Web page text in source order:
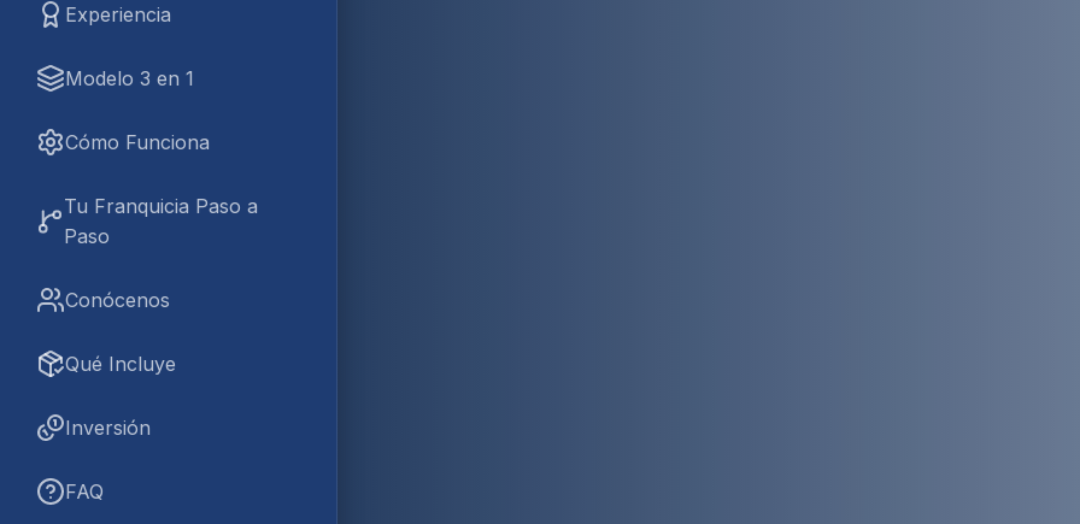
Experiencia
Modelo 3 en 1
Cómo Funciona
Tu Franquicia Paso a
Paso
Conócenos
Qué Incluye
Inversión
FAQ